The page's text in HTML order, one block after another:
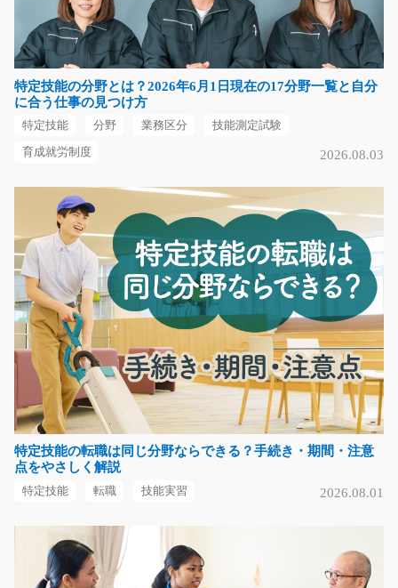
急募
ティッシュやトイレットペーパーなどを扱う物流倉庫で
リーチフォークリフ…
長期（3ヶ月以上）
時給1350～1688円
埼玉県上尾市
廃棄ペットボトルの選別及び障害者活動支援/y01_
01282
急募
＼未経験の方も大歓迎／障害者活動支援のお仕事で
す！！ベルトコンベアか…
長期（3ヶ月以上）
時給1120円～
愛知県名古屋市南区
気になる
日用品をハンディを使って仕分けと箱詰め/i01_00
急募
【桑名市/東員町からのアクセス◎】【桑名駅から送迎あ
り！】ECサイトにて…
特定技能の分野とは？2026年6月1日現在の17分野一覧と自分
に合う仕事の見つけ方
特定技能 分野 業務区分 技能測定試験
育成就労制度 2026.08.03
特定技能の転職は同じ分野ならできる？手続き・期間・注意
点をやさしく解説
特定技能 転職 技能実習 2026.08.01